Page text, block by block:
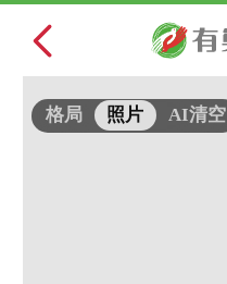
格局 照片 AI清空